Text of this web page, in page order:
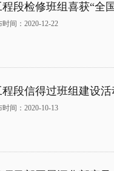
段检修班组喜获“全
间：2020-12-22
段信得过班组建设
间：2020-10-13